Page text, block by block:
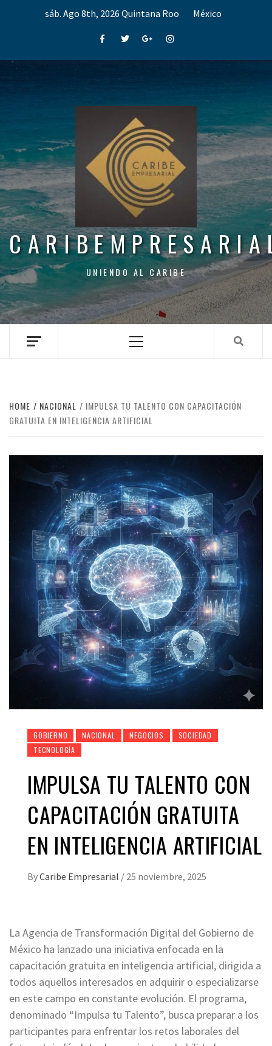
sáb. Ago 8th, 2026 Quintana Roo México
FacebookTwitterGoogle+Instagram
UNIENDO AL CARIBE
Menu
HOME NACIONAL
IMPULSA TU TALENTO CON CAPACITACIÓN
GRATUITA EN INTELIGENCIA ARTIFICIAL
GOBIERNO NACIONAL NEGOCIOS
SOCIEDAD
TECNOLOGÍA
IMPULSA TU TALENTO CON
CAPACITACIÓN GRATUITA
EN INTELIGENCIA ARTIFICIAL
ByCaribe Empresarial / 25 noviembre, 2025
La Agencia de Transformación Digital del Gobierno de
México ha lanzado una iniciativa enfocada en la
capacitación gratuita en inteligencia artificial, dirigida a
todos aquellos interesados ​​en adquirir o especializarse
en este campo en constante evolución. El programa,
denominado “Impulsa tu Talento”, busca preparar a los
participantes para enfrentar los retos laborales del